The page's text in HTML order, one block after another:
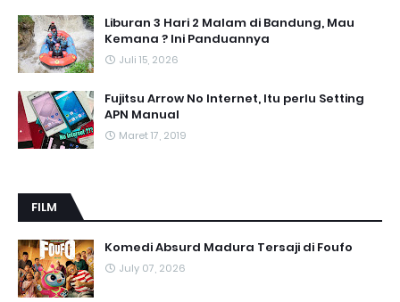
Liburan 3 Hari 2 Malam di Bandung, Mau
Kemana ? Ini Panduannya
Juli 15, 2026
Fujitsu Arrow No Internet, Itu perlu Setting
APN Manual
Maret 17, 2019
FILM
Komedi Absurd Madura Tersaji di Foufo
July 07, 2026